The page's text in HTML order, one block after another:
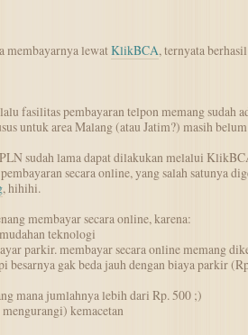
membayarnya lewatKlikBCA, ternyata
fasilitas pembayaran telpon memang sudah
untuk area Malang (atau Jatim?) masih
sudah lama dapat dilakukan melalui
secara online, yang salah satunya
, hihihi.
membayar secara online, karena:
teknologi
parkir. membayar secara online memang
besarnya gak beda jauh dengan biaya parkir
mana jumlahnya lebih dari Rp. 500 ;)
kemacetan